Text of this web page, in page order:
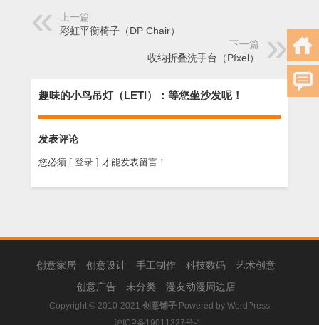
上一篇
彩虹平衡椅子（DP Chair）
下一篇
收纳折叠洗手台（Píxel）
趣味的小鸟吊灯（LETI）：等您坐沙发呢！
发表评论
您必须 [ 登录 ] 才能发表留言！
创意家居 创意设计 手工制作 科技数码
艺术创意
创意广告
未分类 漫友动漫周边店
Copyright © 2010-2021 创意铺子 Powered by WordPress